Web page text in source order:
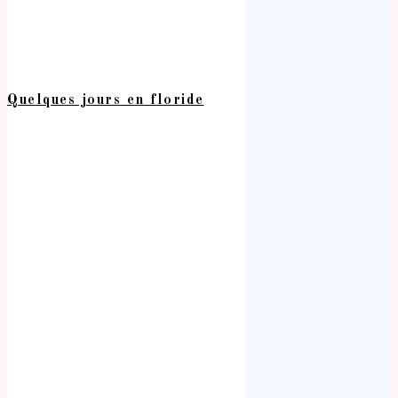
Quelques jours en floride